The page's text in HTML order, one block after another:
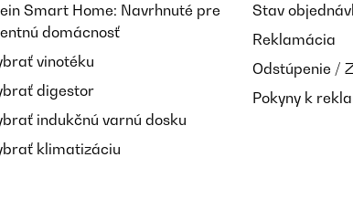
reinigen und besser als die Plastik-Variante.
Smart Home: Navrhnuté pre
domácnosť
vinotéku
digestor
indukčnú varnú dosku
klimatizáciu
Stav
Reklamácia
Odstúpenie /
Pokyny k